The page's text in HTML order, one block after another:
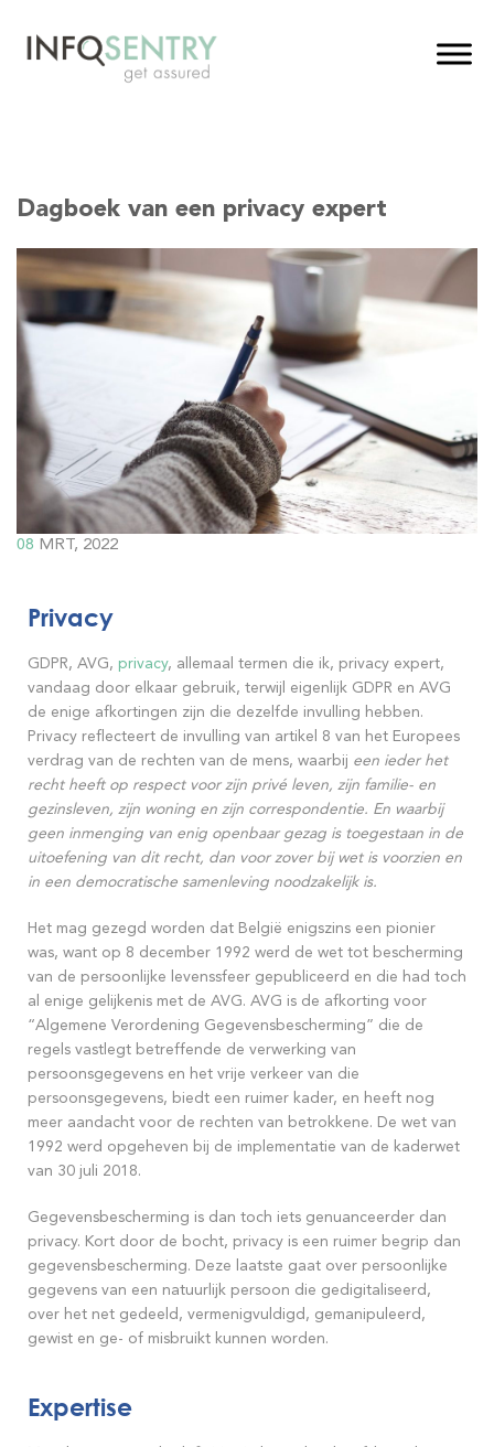
Dagboek van een privacy expert
08 MRT, 2022
Privacy
GDPR, AVG, privacy, allemaal termen die ik, privacy expert,
vandaag door elkaar gebruik, terwijl eigenlijk GDPR en AVG
de enige afkortingen zijn die dezelfde invulling hebben.
Privacy reflecteert de invulling van artikel 8 van het Europees
verdrag van de rechten van de mens, waarbij een ieder het
recht heeft op respect voor zijn privé leven, zijn familie- en
gezinsleven, zijn woning en zijn correspondentie. En waarbij
geen inmenging van enig openbaar gezag is toegestaan in de
uitoefening van dit recht, dan voor zover bij wet is voorzien en
in een democratische samenleving noodzakelijk is.
Het mag gezegd worden dat België enigszins een pionier
was, want op 8 december 1992 werd de wet tot bescherming
van de persoonlijke levenssfeer gepubliceerd en die had toch
al enige gelijkenis met de AVG. AVG is de afkorting voor
“Algemene Verordening Gegevensbescherming” die de
regels vastlegt betreffende de verwerking van
persoonsgegevens en het vrije verkeer van die
persoonsgegevens, biedt een ruimer kader, en heeft nog
meer aandacht voor de rechten van betrokkene. De wet van
1992 werd opgeheven bij de implementatie van de kaderwet
van 30 juli 2018.
Gegevensbescherming is dan toch iets genuanceerder dan
privacy. Kort door de bocht, privacy is een ruimer begrip dan
gegevensbescherming. Deze laatste gaat over persoonlijke
gegevens van een natuurlijk persoon die gedigitaliseerd,
over het net gedeeld, vermenigvuldigd, gemanipuleerd,
gewist en ge- of misbruikt kunnen worden.
Expertise